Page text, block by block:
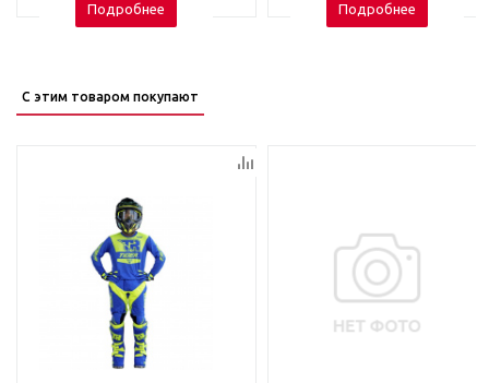
Подробнее Подробнее
С этим товаром покупают